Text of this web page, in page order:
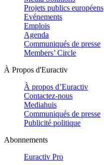
Projets publics européens
Evénements
Emplois
Agenda
Communiqués de presse
Members’ Circle
À Propos d'Euractiv
À propos d’Euractiv
Contactez-nous
Mediahuis
Communiqués de presse
Publicité politique
Abonnements
Euractiv Pro